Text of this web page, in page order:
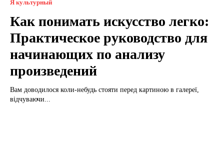
Я культурный
Как понимать искусство легко:
Практическое руководство для
начинающих по анализу
произведений
Вам доводилося коли-небудь стояти перед картиною в галереї,
відчуваючи...